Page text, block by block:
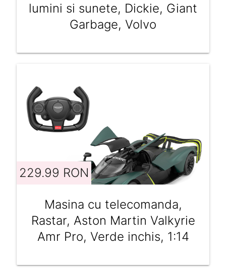
lumini si sunete, Dickie, Giant
Garbage, Volvo
229.99 RON
Masina cu telecomanda,
Rastar, Aston Martin Valkyrie
Amr Pro, Verde inchis, 1:14